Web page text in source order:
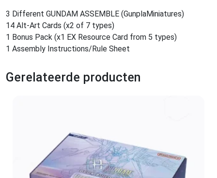
3 Different GUNDAM ASSEMBLE (GunplaMiniatures)
14 Alt-Art Cards (x2 of 7 types)
1 Bonus Pack (x1 EX Resource Card from 5 types)
1 Assembly Instructions/Rule Sheet
Gerelateerde producten